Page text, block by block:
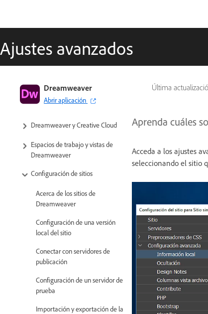
Ajustes avanzados
Última
Dreamweaver
Abrir aplicación
Guía del usuario de Dreamweaver
Introducción
Dreamweaver y Creative Cloud
Espacios de trabajo y vistas de
Dreamweaver
Configuración de sitios
Acerca de los sitios de
Dreamweaver
Configuración de una versión
local del sitio
Conectar con servidores de
publicación
Configuración de un servidor de
prueba
Importación y exportación de la
Aprenda cuáles
Acceda a los ajustes
seleccionando el sitio